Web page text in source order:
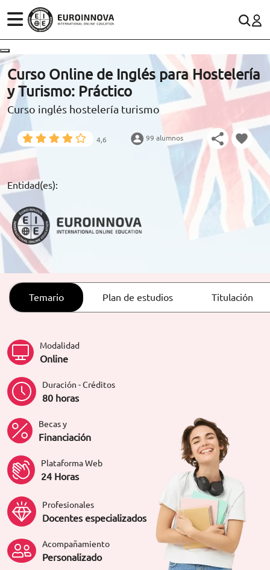
ÁREAS
ESTUDIOS
CONOCE EUROINNOVA
BECAS Y FINANCIACIÓN
RECURSOS EDUCATIVOS
ARTÍCULOS
CONTACTO
(+34)958 050 200(gratuito en España)
900 831 200
formacion@euroinnova.com
TRABAJA CON NOSOTROS
Curso Online de Inglés para Hostelería
y Turismo: Práctico
Curso inglés hostelería turismo
4,6 99 alumnos
Entidad(es):
Temario Plan de estudios Titulación
Modalidad
Online
Duración - Créditos
80 horas
Becas y
Financiación
Plataforma Web
24 Horas
Profesionales
Docentes especializados
Acompañamiento
Personalizado